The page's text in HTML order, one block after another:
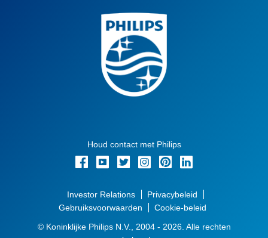
Houd contact met Philips
Investor Relations
Privacybeleid
Gebruiksvoorwaarden
Cookie-beleid
© Koninklijke Philips N.V., 2004 - 2026. Alle rechten